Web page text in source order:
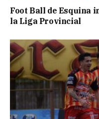
Foot Ball de Esquina
la Liga Provincial